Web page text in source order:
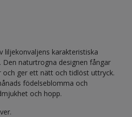
liljekonvaljens karakteristiska
naturtrogna designen fångar
och ger ett nätt och tidlöst uttryck.
födelseblomma och
och hopp.